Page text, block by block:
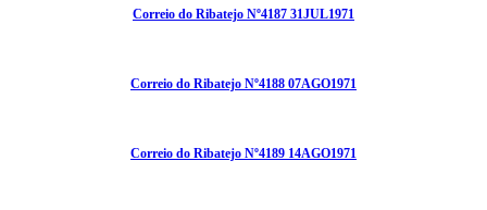
Correio do Ribatejo Nº4187 31JUL1971
Correio do Ribatejo Nº4188 07AGO1971
Correio do Ribatejo Nº4189 14AGO1971